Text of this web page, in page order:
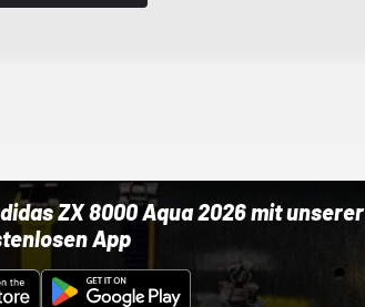
ZX 8000 Aqua 2026 mit unserer
App